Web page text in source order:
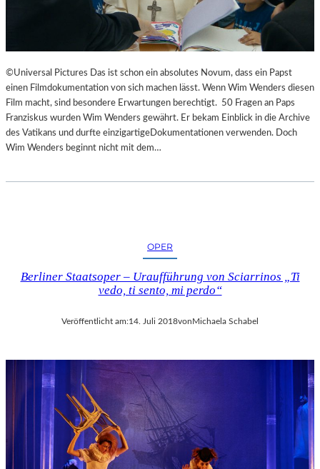
©Universal Pictures Das ist schon ein absolutes Novum, dass ein Papst
einen Filmdokumentation von sich machen lässt. Wenn Wim Wenders diesen
Film macht, sind besondere Erwartungen berechtigt. 50 Fragen an Paps
Franziskus wurden Wim Wenders gewährt. Er bekam Einblick in die Archive
des Vatikans und durfte einzigartigeDokumentationen verwenden. Doch
Wim Wenders beginnt nicht mit dem…
OPER
Berliner Staatsoper – Uraufführung von Sciarrinos „Ti
vedo, ti sento, mi perdo“
Veröffentlicht am:14. Juli 2018vonMichaela Schabel